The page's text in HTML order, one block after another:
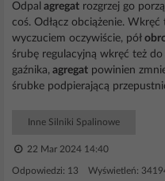
Odpal agregat rozgrzej go
coś. Odłącz obciążenie.
wyczuciem oczywiście, pół
śrubę regulacyjną wkręć też
gaźnika, agregat powinien
śrubke podpierającą
Inne Silniki Spalinowe
22 Mar 2024 14:40
Odpowiedzi: 13 Wyświetleń: